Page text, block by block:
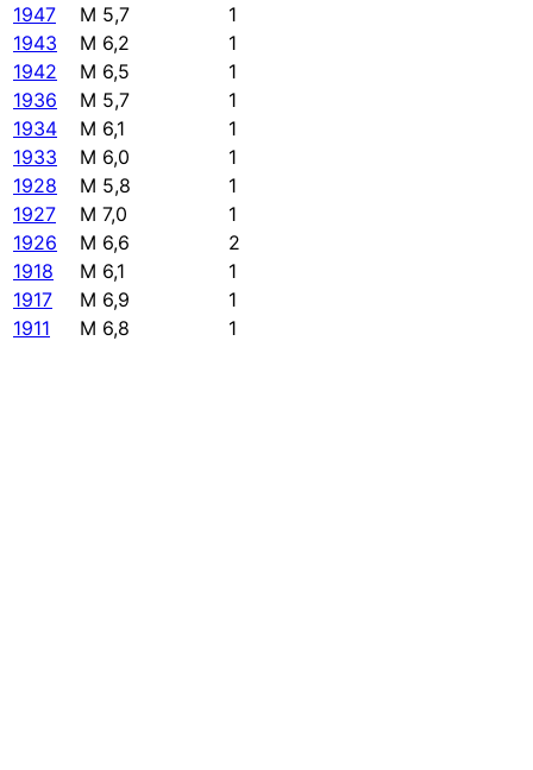
1947
M 5,7
1
1943
M 6,2
1
1942
M 6,5
1
1936
M 5,7
1
1934
M 6,1
1
1933
M 6,0
1
1928
M 5,8
1
1927
M 7,0
1
1926
M 6,6
2
1918
M 6,1
1
1917
M 6,9
1
1911
M 6,8 1